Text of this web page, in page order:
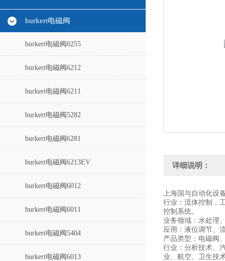
burkert电磁阀
burkert电磁阀0255
burkert电磁阀6212
burkert电磁阀6211
burkert电磁阀5282
burkert电磁阀6281
burkert电磁阀6213EV
burkert电磁阀6012
burkert电磁阀6011
burkert电磁阀5404
burkert电磁阀6013
详细说明：
上海国与自动化设
行业：流体控制，
控制系统。
业务领域：水处理
应用：液位调节、
产品类型：电磁阀
行业：分析技术、
业、航空、卫生技